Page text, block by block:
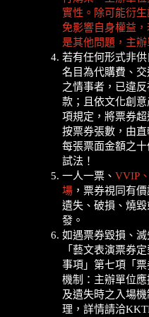
實性。除可能衍
免影響自身權益
是其他問題，主
若有任何形式非
名目為代購費、交
之情事者，已違
款；且依文化創
項規定，將票券超
按票券張數，由
每張票面金額之
試法！
一人一票、 VVIP
場 ，票券視同有
遺失、破損、燒
發。
如遇票券毀損、
「藝文表演票券
事項」第七項「
機制：主辦單位
及遺失時之入場
理，詳情請洽